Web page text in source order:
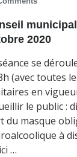
2020
se
(avec toutes
en
le public :
du masque
à
…